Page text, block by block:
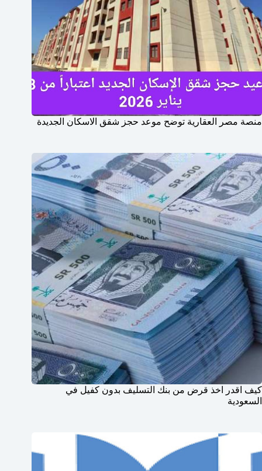
منصة مصر العقارية توضح موعد حجز شقق الاسكان الجديدة
كيف اقدر اخذ قرض من بنك التسليف بدون كفيل في
السعودية